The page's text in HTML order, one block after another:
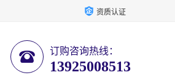
资质认证
订购咨询热线：
13925008513